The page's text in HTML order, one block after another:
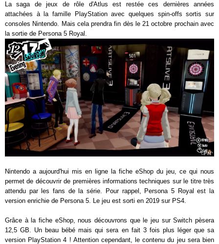
La saga de jeux de rôle d'Atlus est restée ces dernières années
attachées à la famille PlayStation avec quelques spin-offs sortis sur
consoles Nintendo. Mais cela prendra fin dès le 21 octobre prochain avec
la sortie de Persona 5 Royal.
Nintendo a aujourd'hui mis en ligne la fiche eShop du jeu, ce qui nous
permet de découvrir de premières informations techniques sur le titre très
attendu par les fans de la série. Pour rappel, Persona 5 Royal est la
version enrichie de Persona 5. Le jeu est sorti en 2019 sur PS4.
Grâce à la fiche eShop, nous découvrons que le jeu sur Switch pèsera
12,5 GB. Un beau bébé mais qui sera en fait 3 fois plus léger que sa
version PlayStation 4 ! Attention cependant, le contenu du jeu sera bien